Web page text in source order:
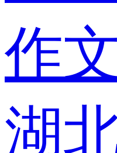
作
湖